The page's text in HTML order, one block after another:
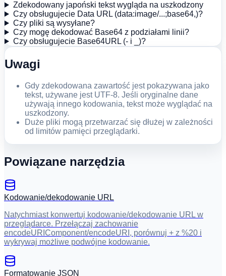
Zdekodowany japoński tekst wygląda na uszkodzony
Czy obsługujecie Data URL (data:image/...;base64,)?
Czy pliki są wysyłane?
Czy mogę dekodować Base64 z podziałami linii?
Czy obsługujecie Base64URL (- i _)?
Uwagi
Gdy zdekodowana zawartość jest pokazywana jako
tekst, używane jest UTF-8. Jeśli oryginalne dane
używają innego kodowania, tekst może wyglądać na
uszkodzony.
Duże pliki mogą przetwarzać się dłużej w zależności
od limitów pamięci przeglądarki.
Powiązane narzędzia
Kodowanie/dekodowanie URL
Natychmiast konwertuj kodowanie/dekodowanie URL w
przeglądarce. Przełączaj zachowanie
encodeURIComponent/encodeURI, porównuj + z %20 i
wykrywaj możliwe podwójne kodowanie.
Formatowanie JSON